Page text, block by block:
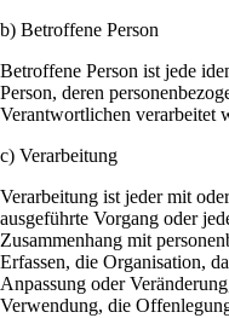
b) Betroffene Person
Betroffene Person ist jede
Person, deren
Verantwortlichen verarbeitet
c) Verarbeitung
Verarbeitung ist jeder mit
ausgeführte Vorgang oder
Zusammenhang mit
Erfassen, die Organisation,
Anpassung oder
Verwendung, die